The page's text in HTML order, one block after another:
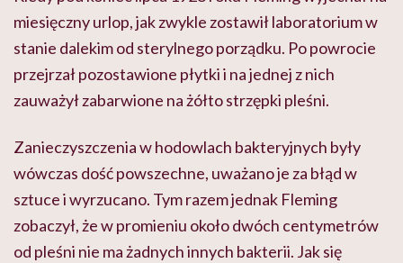
miesięczny urlop, jak zwykle zostawił laboratorium w
stanie dalekim od sterylnego porządku. Po powrocie
przejrzał pozostawione płytki i na jednej z nich
zauważył zabarwione na żółto strzępki pleśni.
Zanieczyszczenia w hodowlach bakteryjnych były
wówczas dość powszechne, uważano je za błąd w
sztuce i wyrzucano. Tym razem jednak Fleming
zobaczył, że w promieniu około dwóch centymetrów
od pleśni nie ma żadnych innych bakterii. Jak się